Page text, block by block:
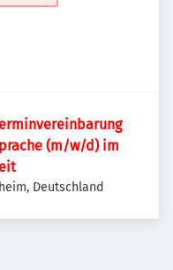
(m/w/d) im
Deutschland